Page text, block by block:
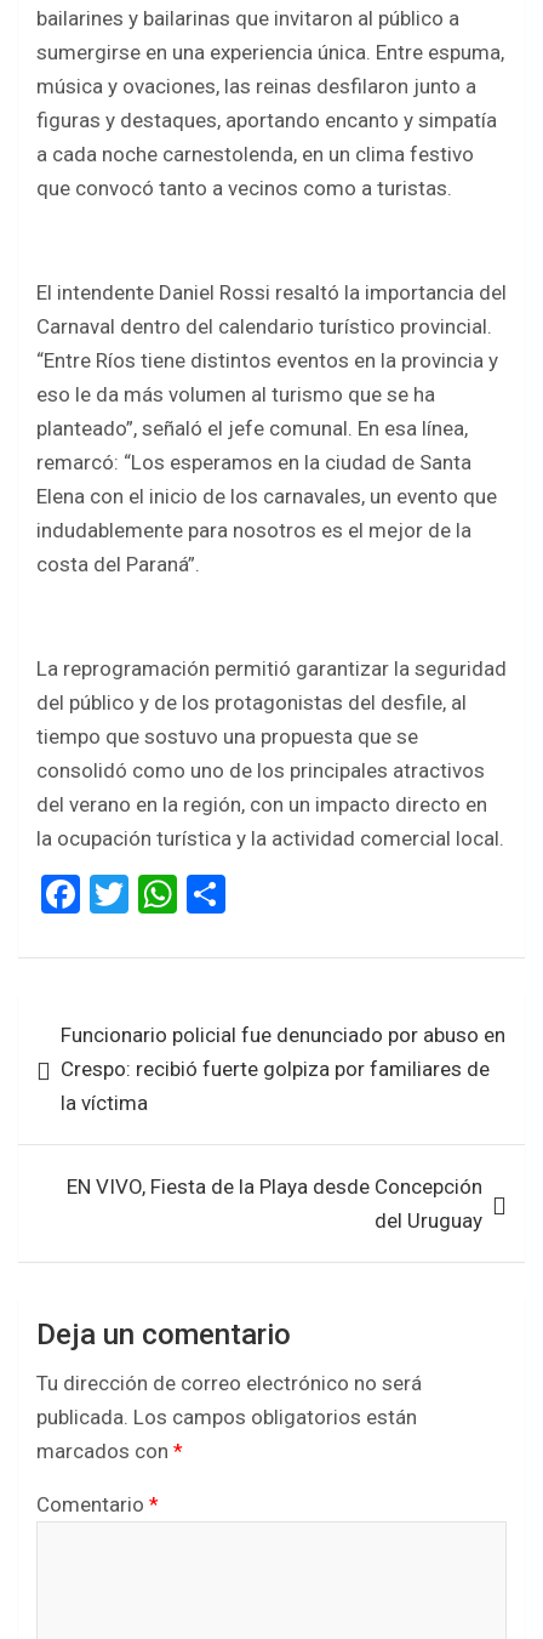
bailarines y bailarinas que invitaron al público a
sumergirse en una experiencia única. Entre espuma,
música y ovaciones, las reinas desfilaron junto a
figuras y destaques, aportando encanto y simpatía
a cada noche carnestolenda, en un clima festivo
que convocó tanto a vecinos como a turistas.
El intendente Daniel Rossi resaltó la importancia del
Carnaval dentro del calendario turístico provincial.
“Entre Ríos tiene distintos eventos en la provincia y
eso le da más volumen al turismo que se ha
planteado”, señaló el jefe comunal. En esa línea,
remarcó: “Los esperamos en la ciudad de Santa
Elena con el inicio de los carnavales, un evento que
indudablemente para nosotros es el mejor de la
costa del Paraná”.
La reprogramación permitió garantizar la seguridad
del público y de los protagonistas del desfile, al
tiempo que sostuvo una propuesta que se
consolidó como uno de los principales atractivos
del verano en la región, con un impacto directo en
la ocupación turística y la actividad comercial local.
F
ce
o
o
T
tt
W
at
A
p
ar
entradas
Funcionario policial fue denunciado por abuso en
Crespo: recibió fuerte golpiza por familiares de
la víctima
EN VIVO, Fiesta de la Playa desde Concepción
del Uruguay
Deja un comentario
Tu dirección de correo electrónico no será
publicada. Los campos obligatorios están
marcados con *
Comentario *